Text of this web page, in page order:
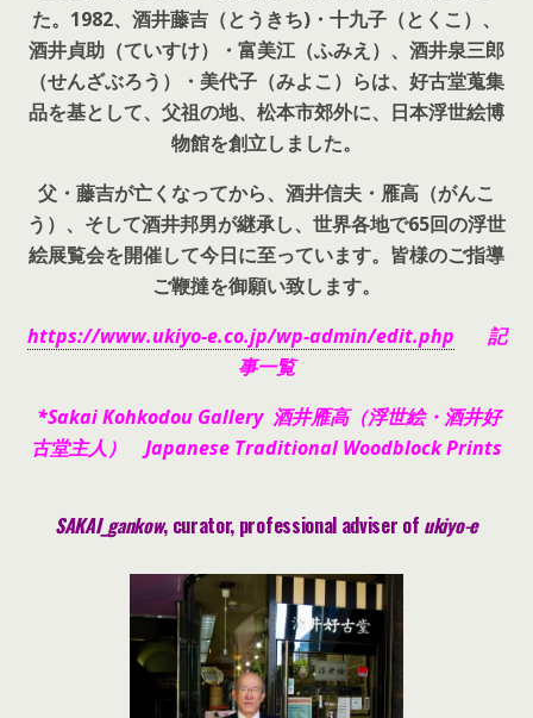
た。 1982、酒井藤吉（とうきち)・十九子（とくこ）、
酒井貞助（ていすけ）・富美江（ふみえ）、酒井泉三郎
（せんざぶろう）・美代子（みよこ）らは、好古堂蒐集
品を基として、父祖の地、松本市郊外に、日本浮世絵博
物館を創立しました。
父・藤吉が亡くなってから、酒井信夫・雁高（がんこ
う）、そして酒井邦男が継承し、世界各地で65回の浮世
絵展覧会を開催して今日に至っています。皆様のご指導
ご鞭撻を御願い致します。
https://www.ukiyo-e.co.jp/wp-admin/edit.php 記
事一覧
*Sakai Kohkodou Gallery 酒井雁高（浮世絵・酒井好
古堂主人） Japanese Traditional Woodblock Prints
SAKAI_gankow, curator, professional adviser of ukiyo-e